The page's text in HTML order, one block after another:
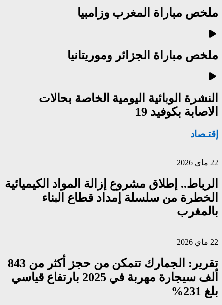
ملخص مباراة المغرب وزامبيا
ملخص مباراة الجزائر وموريتانيا
النشرة الوبائية اليومية الخاصة بحالات
الاصابة بكوفيد 19
إقتـصاد
22 ماي 2026
الرباط.. إطلاق مشروع إزالة المواد الكيميائية
الخطرة من سلسلة إمداد قطاع البناء
بالمغرب
22 ماي 2026
تقرير: الجمارك تتمكن من حجز أكثر من 843
ألف سيجارة مهربة في 2025 بارتفاع قياسي
بلغ 231%